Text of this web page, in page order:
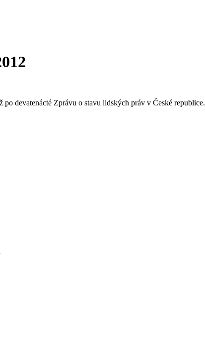
devatenácté Zprávu o stavu lidských práv v České republice.